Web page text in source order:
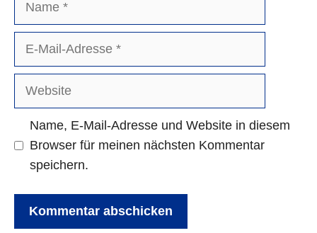
Website
Name, E-Mail-Adresse und Website in diesem
Browser für meinen nächsten Kommentar
speichern.